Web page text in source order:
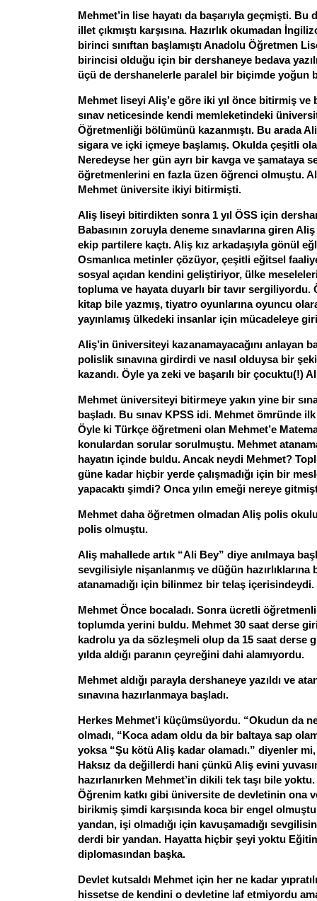
Mehmet’in lise hayatı da başarıyla geçmişti. Bu
illet çıkmıştı karşısına. Hazırlık okumadan
birinci sınıftan başlamıştı Anadolu Öğretmen
birincisi olduğu için bir dershaneye bedava
üçü de dershanelerle paralel bir biçimde yoğun
Mehmet liseyi Aliş’e göre iki yıl önce bitirmiş
sınav neticesinde kendi memleketindeki
Öğretmenliği bölümünü kazanmıştı. Bu arada
sigara ve içki içmeye başlamış. Okulda çeşitli
Neredeyse her gün ayrı bir kavga ve şamataya
öğretmenlerini en fazla üzen öğrenci olmuştu.
Mehmet üniversite ikiyi bitirmişti.
Aliş liseyi bitirdikten sonra 1 yıl ÖSS için
Babasının zoruyla deneme sınavlarına giren
ekip partilere kaçtı. Aliş kız arkadaşıyla gönül
Osmanlıca metinler çözüyor, çeşitli eğitsel
sosyal açıdan kendini geliştiriyor, ülke
topluma ve hayata duyarlı bir tavır sergiliyordu.
kitap bile yazmış, tiyatro oyunlarına oyuncu
yayınlamış ülkedeki insanlar için mücadeleye
Aliş’in üniversiteyi kazanamayacağını anlayan
polislik sınavına girdirdi ve nasıl olduysa bir
kazandı. Öyle ya zeki ve başarılı bir çocuktu(!)
Mehmet üniversiteyi bitirmeye yakın yine bir
başladı. Bu sınav KPSS idi. Mehmet ömründe
Öyle ki Türkçe öğretmeni olan Mehmet’e
konulardan sorular sorulmuştu. Mehmet
hayatın içinde buldu. Ancak neydi Mehmet?
güne kadar hiçbir yerde çalışmadığı için bir
yapacaktı şimdi? Onca yılın emeği nereye
Mehmet daha öğretmen olmadan Aliş polis
polis olmuştu.
Aliş mahallede artık “Ali Bey” diye anılmaya
sevgilisiyle nişanlanmış ve düğün hazırlıklarına
atanamadığı için bilinmez bir telaş içerisindeydi.
Mehmet Önce bocaladı. Sonra ücretli
toplumda yerini buldu. Mehmet 30 saat derse
kadrolu ya da sözleşmeli olup da 15 saat derse
yılda aldığı paranın çeyreğini dahi alamıyordu.
Mehmet aldığı parayla dershaneye yazıldı ve
sınavına hazırlanmaya başladı.
Herkes Mehmet’i küçümsüyordu. “Okudun da
olmadı, “Koca adam oldu da bir baltaya sap
yoksa “Şu kötü Aliş kadar olamadı.” diyenler
Haksız da değillerdi hani çünkü Aliş evini
hazırlanırken Mehmet’in dikili tek taşı bile
Öğrenim katkı gibi üniversite de devletinin ona
birikmiş şimdi karşısında koca bir engel
yandan, işi olmadığı için kavuşamadığı
derdi bir yandan. Hayatta hiçbir şeyi yoktu
diplomasından başka.
Devlet kutsaldı Mehmet için her ne kadar
hissetse de kendini o devletine laf etmiyordu